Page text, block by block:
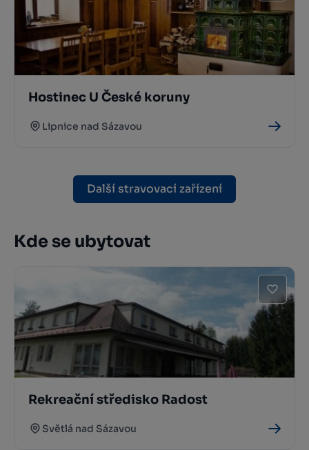
Hostinec U České koruny
Lipnice nad Sázavou
Další stravovací zařízení
Kde se ubytovat
Rekreační středisko Radost
Světlá nad Sázavou